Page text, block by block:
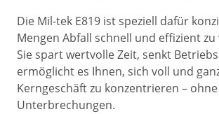
Die Mil-tek E819 ist speziell dafür
Mengen Abfall schnell und effizient
Sie spart wertvolle Zeit, senkt
ermöglicht es Ihnen, sich voll und
Kerngeschäft zu konzentrieren – ohne
Unterbrechungen.